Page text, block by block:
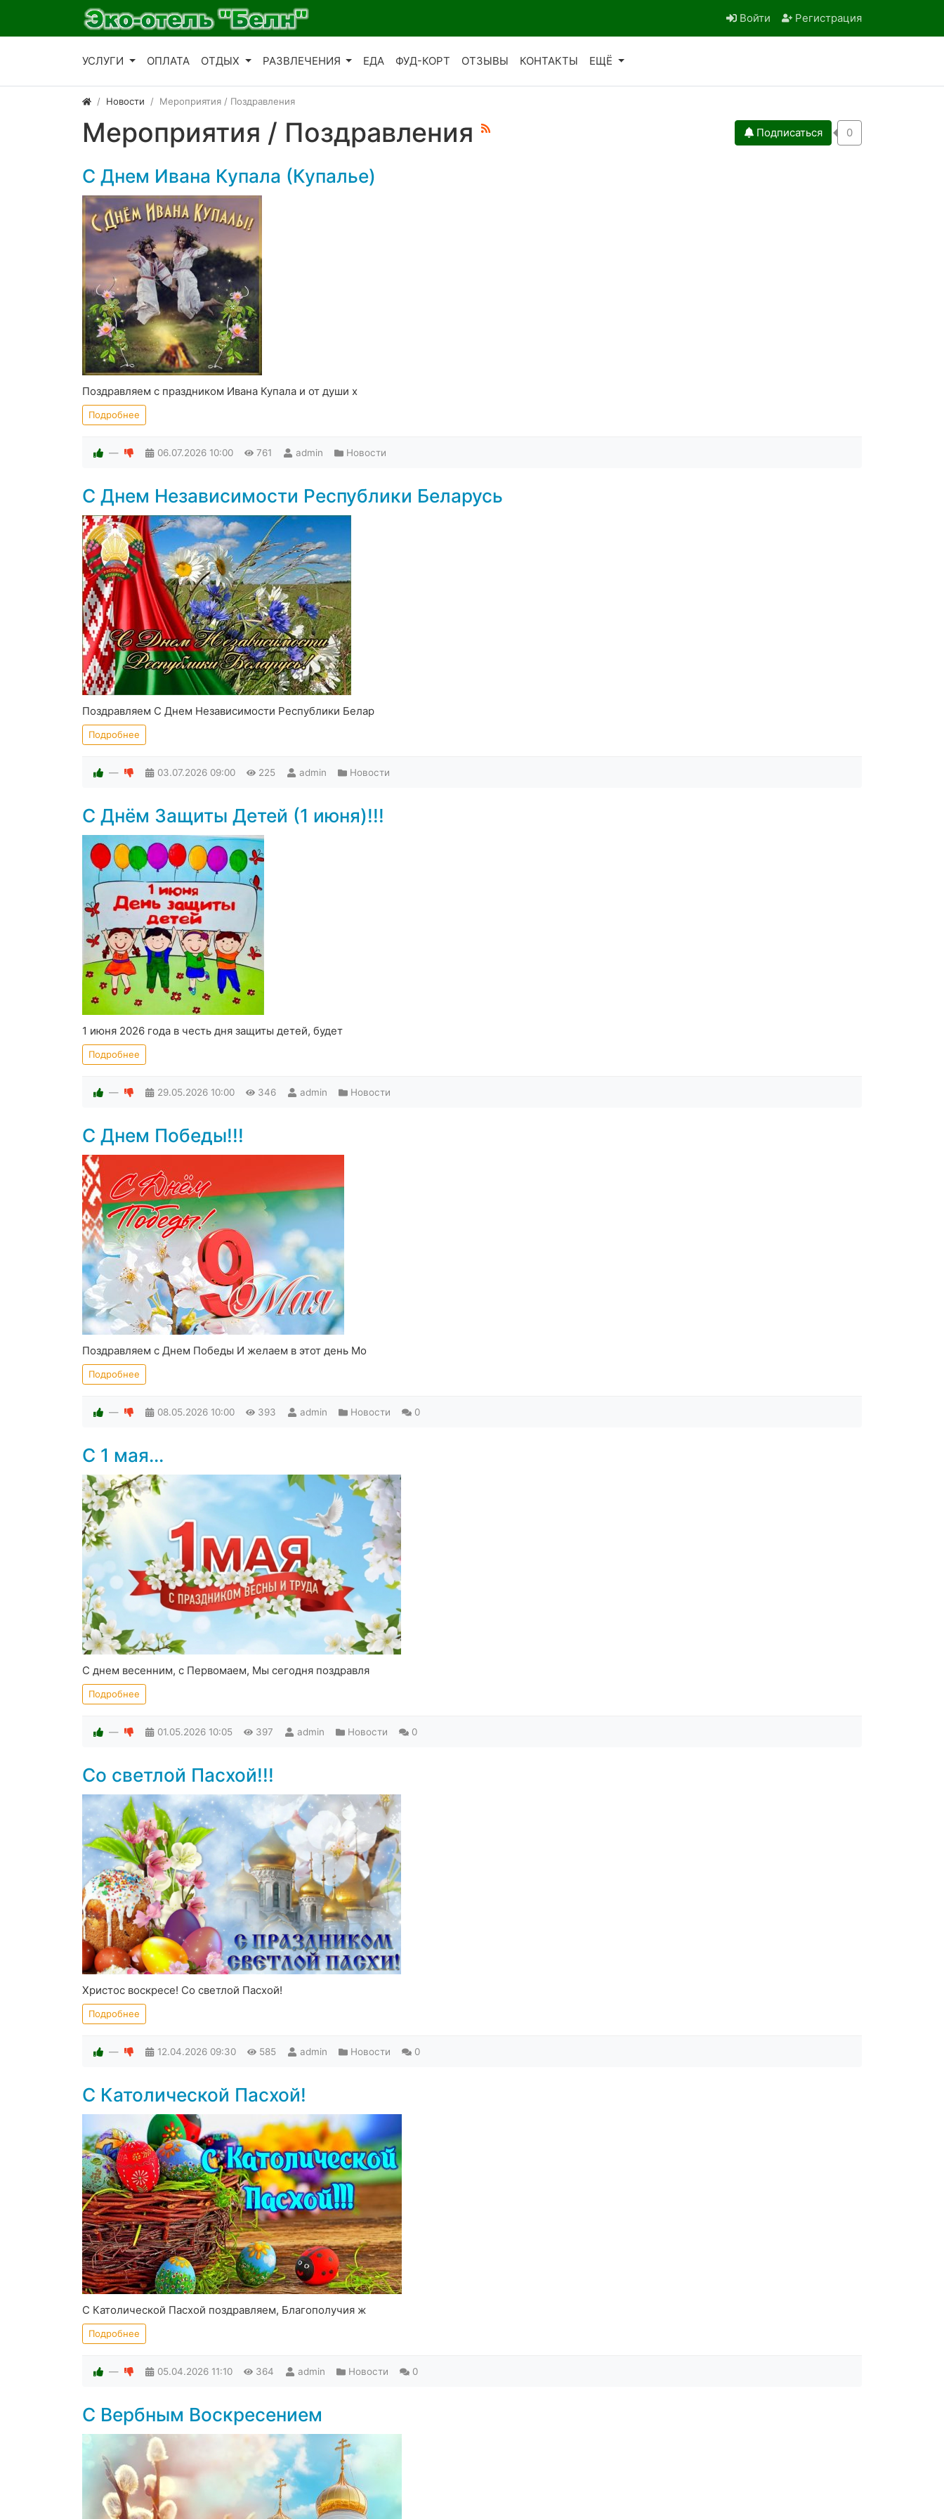
Войти Регистрация
УСЛУГИ ОПЛАТА ОТДЫХ РАЗВЛЕЧЕНИЯ ЕДА ФУД-КОРТ ОТЗЫВЫ КОНТАКТЫ ЕЩЁ
Новости Мероприятия / Поздравления
Мероприятия / Поздравления Подписаться 0
С Днем Ивана Купала (Купалье)
Поздравляем с праздником Ивана Купала и от души х
Подробнее
— 06.07.2026 10:00 761 admin Новости
С Днем Независимости Республики Беларусь
Поздравляем С Днем Независимости Республики Белар
Подробнее
— 03.07.2026 09:00 225 admin Новости
С Днём Защиты Детей (1 июня)!!!
1 июня 2026 года в честь дня защиты детей, будет
Подробнее
— 29.05.2026 10:00 346 admin Новости
С Днем Победы!!!
Поздравляем с Днем Победы И желаем в этот день Мо
Подробнее
— 08.05.2026 10:00 393 admin Новости 0
С 1 мая...
С днем весенним, с Первомаем, Мы сегодня поздравля
Подробнее
— 01.05.2026 10:05 397 admin Новости 0
Со светлой Пасхой!!!
Христос воскресе! Со светлой Пасхой!
Подробнее
— 12.04.2026 09:30 585 admin Новости 0
С Католической Пасхой!
С Католической Пасхой поздравляем, Благополучия ж
Подробнее
— 05.04.2026 11:10 364 admin Новости 0
С Вербным Воскресением